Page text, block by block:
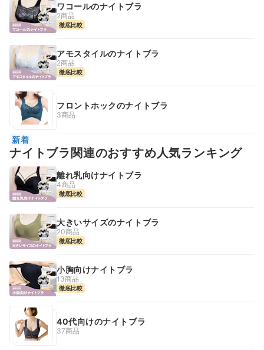
ワコールのナイトブラ
2商品
徹底比較
アモスタイルのナイトブラ
2商品
徹底比較
フロントホックのナイトブラ
3商品
新着
ナイトブラ関連のおすすめ人気ランキング
離れ乳向けナイトブラ
4商品
徹底比較
大きいサイズのナイトブラ
20商品
徹底比較
小胸向けナイトブラ
13商品
徹底比較
40代向けのナイトブラ
37商品